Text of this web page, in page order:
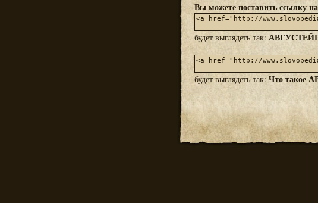
Вы можете поставить ссылку
будет выглядеть так:
будет выглядеть так:Что такое